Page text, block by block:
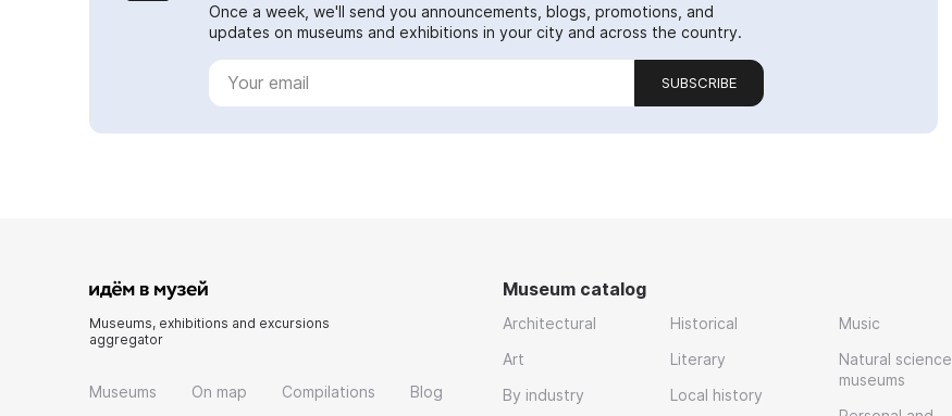
Once a week, we'll send you announcements, blogs, promotions, and
updates on museums and exhibitions in your city and across the country.
SUBSCRIBE
Museums, exhibitions and excursions
aggregator
Museums On map Compilations Blog
Museum catalog
Architectural
Art
By industry
Historical
Literary
Local history
Music
Natural science
museums